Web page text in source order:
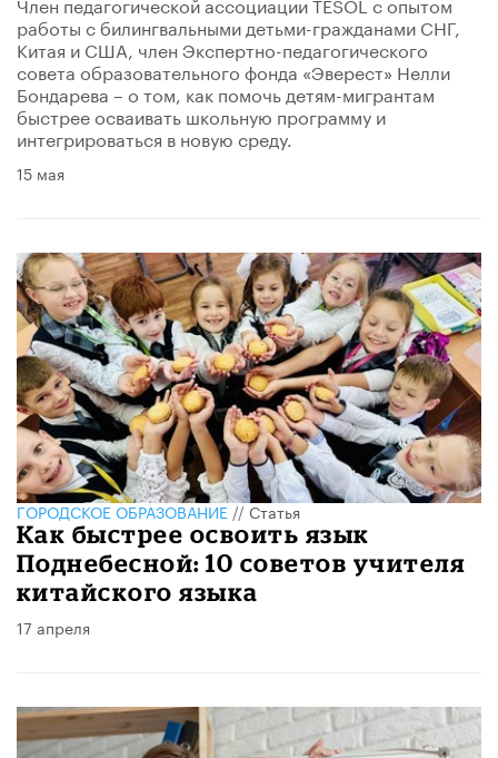
работы с билингвальными детьми-гражданами СНГ,
Китая и США, член Экспертно-педагогического
совета образовательного фонда «Эверест» Нелли
Бондарева – о том, как помочь детям-мигрантам
быстрее осваивать школьную программу и
интегрироваться в новую среду.
15 мая
ГОРОДСКОЕ ОБРАЗОВАНИЕ//Статья
Как быстрее освоить язык
Поднебесной: 10 советов учителя
китайского языка
17 апреля